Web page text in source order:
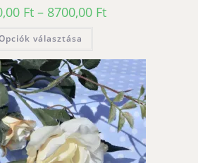
Ft – 8700,00 FtÁrtartomány:
3500,00 Ft
választása
több
variációja
van.
A
változatok
a
termékoldalon
választhatók
ki